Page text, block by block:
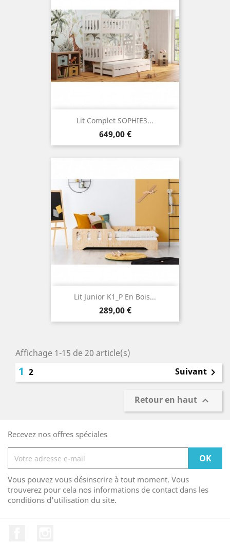
Lit Complet SOPHIE3...
Prix
649,00 €
Lit Junior K1_P En Bois...
Prix
289,00 €
Affichage 1-15 de 20 article(s)
1 2 Suivant 
Retour en haut 
Recevez nos offres spéciales
Vous pouvez vous désinscrire à tout moment. Vous
trouverez pour cela nos informations de contact dans les
conditions d'utilisation du site.